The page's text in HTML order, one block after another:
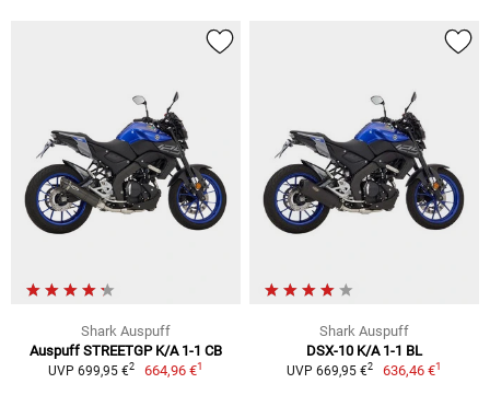
Shark Auspuff
Auspuff STREETGP K/A 1-1 CB
UVP 699,95 €2 664,96 €1
Shark Auspuff
DSX-10 K/A 1-1 BL
UVP 669,95 €2 636,46 €1